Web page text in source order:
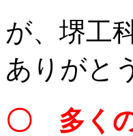
が、堺工
ありがと
〇 多く